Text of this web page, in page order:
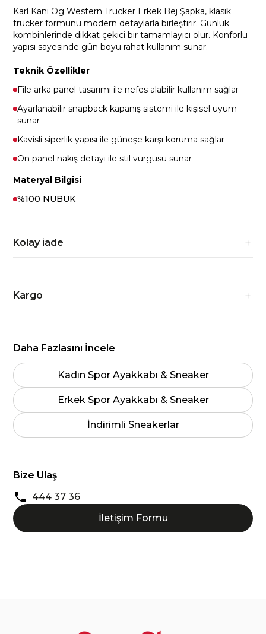
Karl Kani Og Western Trucker Erkek Bej Şapka, klasik
trucker formunu modern detaylarla birleştirir. Günlük
kombinlerinde dikkat çekici bir tamamlayıcı olur. Konforlu
yapısı sayesinde gün boyu rahat kullanım sunar.
Teknik Özellikler
File arka panel tasarımı ile nefes alabilir kullanım sağlar
Ayarlanabilir snapback kapanış sistemi ile kişisel uyum
sunar
Kavisli siperlik yapısı ile güneşe karşı koruma sağlar
Ön panel nakış detayı ile stil vurgusu sunar
Materyal Bilgisi
%100 NUBUK
Kolay iade
Kargo
Daha Fazlasını İncele
Kadın Spor Ayakkabı & Sneaker
Erkek Spor Ayakkabı & Sneaker
İndirimli Sneakerlar
Bize Ulaş
444 37 36
İletişim Formu